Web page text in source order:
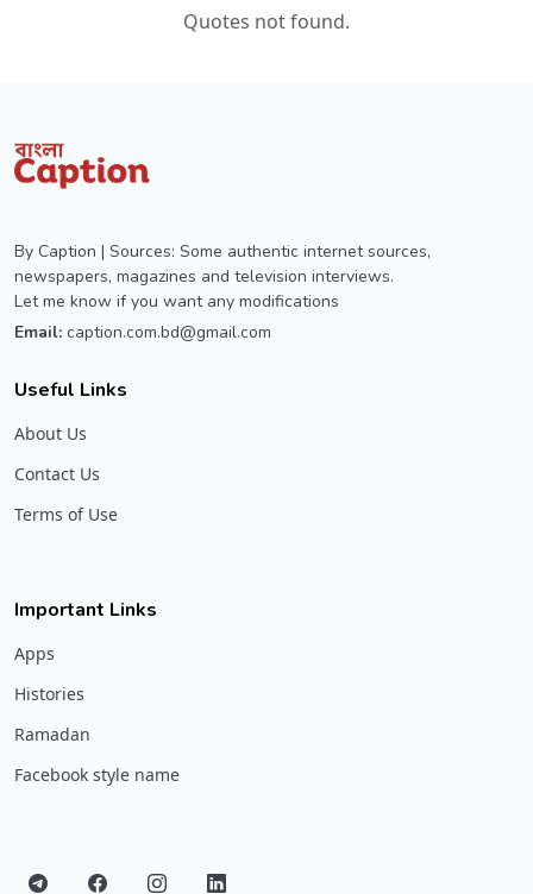
Quotes not found.
By Caption | Sources: Some authentic internet sources,
newspapers, magazines and television interviews.
Let me know if you want any modifications
Email: caption.com.bd@gmail.com
Useful Links
About Us
Contact Us
Terms of Use
Important Links
Apps
Histories
Ramadan
Facebook style name